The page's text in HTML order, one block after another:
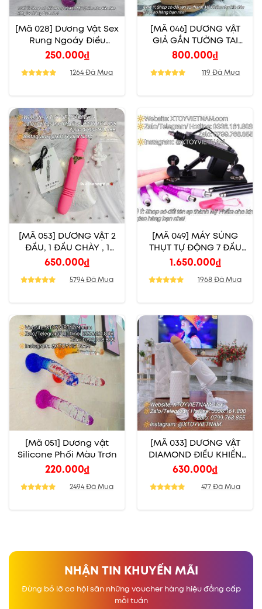
[Mã 028] Dương Vật Sex
Rung Ngoáy Điều
Chỉnh Nhiều Cấp Độ
250.000₫
1264 Đã Mua
[MÃ 046] DƯƠNG VẬT
GIẢ GẮN TƯỜNG TAI
THỎ CAO CẤP CÓ
800.000₫
119 Đã Mua
[MÃ 053] DƯƠNG VẬT 2
ĐẦU, 1 ĐẦU CHÀY , 1
ĐẦU DƯƠNG VẬT RUNG
THỤT NGOÁY TOẢ THIỆT
650.000₫
5794 Đã Mua
[MÃ 049] MÁY SÚNG
THỤT TỰ ĐỘNG 7 ĐẦU
THAY
1.650.000₫
1968 Đã Mua
[Mã 051] Dương vật
Silicone Phối Màu Trơn
220.000₫
2494 Đã Mua
[MÃ 033] DƯƠNG VẬT
DIAMOND ĐIỀU KHIỂN
TỪ XA
630.000₫
477 Đã Mua
NHẬN TIN KHUYẾN MÃI
Đừng bỏ lỡ cơ hội săn những voucher hàng hiệu đẳng cấp
mỗi tuần